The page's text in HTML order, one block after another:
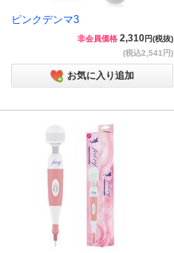
ピンクデンマ3
非会員価格 2,310円(税抜)
(税込2,541円)
お気に入り追加